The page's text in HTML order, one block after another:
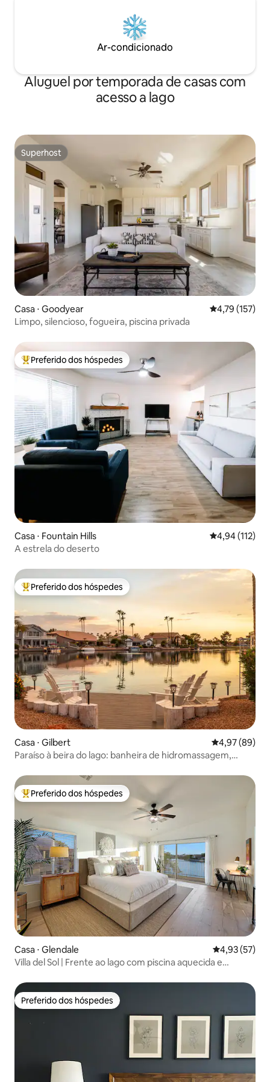
Ar-condicionado
Aluguel por temporada de casas com
acesso a lago
Superhost
Superhost
Casa ⋅ Goodyear 4,79 de uma
4,79 (157)
Limpo, silencioso, fogueira, piscina privada
Entre os melhores preferidos dos hóspedes
Preferido dos hóspedes
Casa ⋅ Fountain Hills 4,94 de uma
4,94 (112)
A estrela do deserto
Entre os melhores preferidos dos hóspedes
Preferido dos hóspedes
Casa ⋅ Gilbert 4,97 de uma
4,97 (89)
Paraíso à beira do lago: banheira de hidromassagem,
Entre os melhores preferidos dos hóspedes
Preferido dos hóspedes
Casa ⋅ Glendale 4,93 de uma
4,93 (57)
Villa del Sol | Frente ao lago com piscina aquecida e
Preferido dos hóspedes
Preferido dos hóspedes